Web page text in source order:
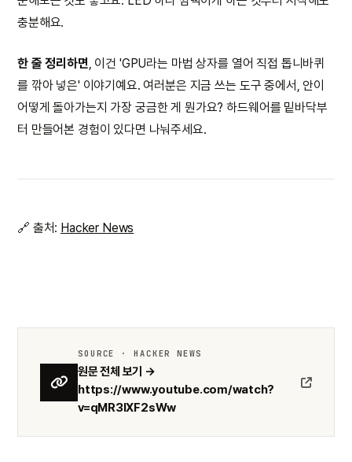
충분해요.
한 줄 정리하면, 이건 'GPU라는 마법 상자를 열어 직접 톱니바퀴
를 깎아 넣은' 이야기예요. 여러분은 지금 쓰는 도구 중에서, 안이
어떻게 돌아가는지 가장 궁금한 게 뭔가요? 하드웨어를 밑바닥부
터 만들어본 경험이 있다면 나눠주세요.
🔗 출처: Hacker News
SOURCE · HACKER NEWS
원문 전체 보기 →
https://www.youtube.com/watch?
v=qMR3IXF2sWw